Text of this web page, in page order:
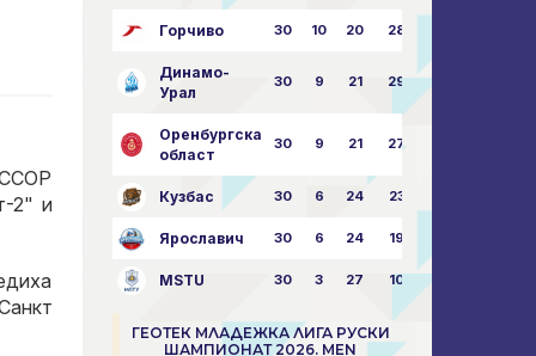
2" и
Горчиво 30 10 20 28
Динамо-
Урал
30 9 21 29 41:70
Оренбургска
област
30 9 21 27
Кузбас 30 6 24 23
Ярославич 30 6 24 19
MSTU 30 3 27 10 25:87
ГЕОТЕК МЛАДЕЖКА ЛИГА РУСКИ
ШАМПИОНАТ 2026. MEN